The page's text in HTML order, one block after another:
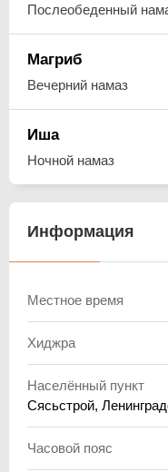
Послеобеденный
Магриб
Вечерний намаз
Иша
Ночной намаз
Информация
Местное время
Хиджра
Населённый пункт
Сясьстрой,
Часовой пояс